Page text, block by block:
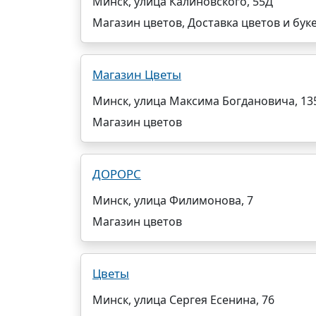
Магазин цветов, Доставка цветов и
Магазин Цветы
Минск, улица Максима Богдановича,
Магазин цветов
ДОРОРС
Минск, улица Филимонова, 7
Магазин цветов
Цветы
Минск, улица Сергея Есенина, 76